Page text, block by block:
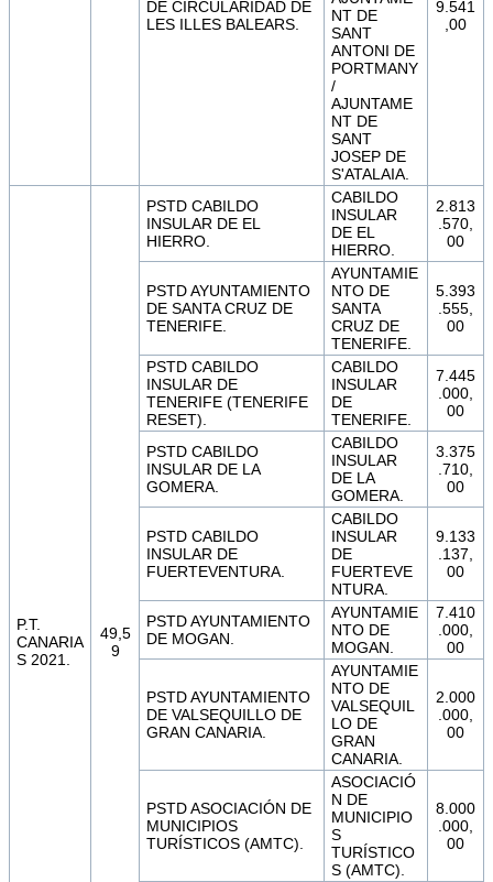
DE CIRCULARIDAD DE
LES ILLES BALEARS.
NT DE
SANT
ANTONI DE
PORTMANY
/
AJUNTAME
NT DE
SANT
JOSEP DE
S'ATALAIA.
9.541
,00
P.T.
CANARIA
S 2021.
49,5
9
PSTD CABILDO
INSULAR DE EL
HIERRO.
CABILDO
INSULAR
DE EL
HIERRO.
2.813
.570,
00
PSTD AYUNTAMIENTO
DE SANTA CRUZ DE
TENERIFE.
AYUNTAMIE
NTO DE
SANTA
CRUZ DE
TENERIFE.
5.393
.555,
00
PSTD CABILDO
INSULAR DE
TENERIFE (TENERIFE
RESET).
CABILDO
INSULAR
DE
TENERIFE.
7.445
.000,
00
PSTD CABILDO
INSULAR DE LA
GOMERA.
CABILDO
INSULAR
DE LA
GOMERA.
3.375
.710,
00
PSTD CABILDO
INSULAR DE
FUERTEVENTURA.
CABILDO
INSULAR
DE
FUERTEVE
NTURA.
9.133
.137,
00
PSTD AYUNTAMIENTO
DE MOGAN.
AYUNTAMIE
NTO DE
MOGAN.
7.410
.000,
00
PSTD AYUNTAMIENTO
DE VALSEQUILLO DE
GRAN CANARIA.
AYUNTAMIE
NTO DE
VALSEQUIL
LO DE
GRAN
CANARIA.
2.000
.000,
00
PSTD ASOCIACIÓN DE
MUNICIPIOS
TURÍSTICOS (AMTC).
ASOCIACIÓ
N DE
MUNICIPIO
S
TURÍSTICO
S (AMTC).
8.000
.000,
00